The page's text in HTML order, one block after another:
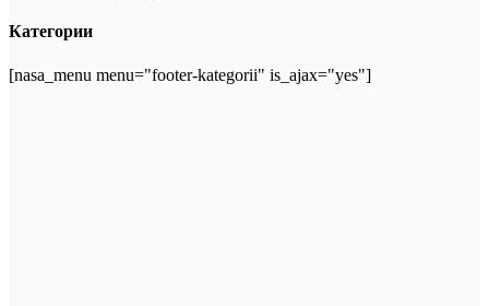
Категории
[nasa_menu menu="footer-kategorii" is_ajax="yes"]